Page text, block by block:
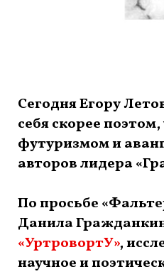
Сегодня Егору
себя скорее
футуризмом и
авторов лидера
По просьбе
Данила
«УртровортУ»,
научное и